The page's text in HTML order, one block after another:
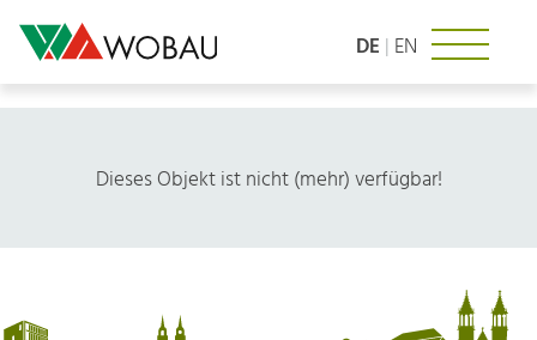
Inhalt
DE | EN
Dieses Objekt ist nicht (mehr) verfügbar!